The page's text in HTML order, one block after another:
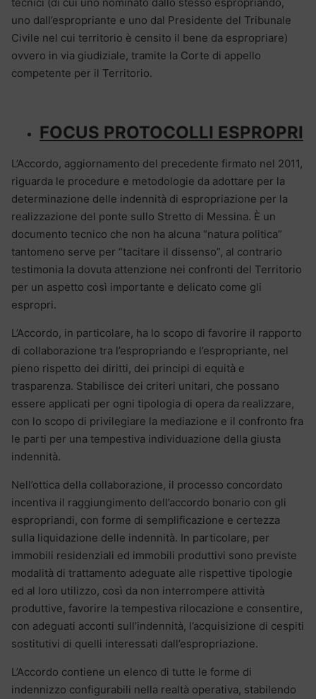
uno dall’espropriante e uno dal Presidente del Tribunale
Civile nel cui territorio è censito il bene da espropriare)
ovvero in via giudiziale, tramite la Corte di appello
competente per il Territorio.
FOCUS PROTOCOLLI ESPROPRI
L’Accordo, aggiornamento del precedente firmato nel 2011,
riguarda le procedure e metodologie da adottare per la
determinazione delle indennità di espropriazione per la
realizzazione del ponte sullo Stretto di Messina. È un
documento tecnico che non ha alcuna “natura politica”
tantomeno serve per “tacitare il dissenso”, al contrario
testimonia la dovuta attenzione nei confronti del Territorio
per un aspetto così importante e delicato come gli
espropri.
L’Accordo, in particolare, ha lo scopo di favorire il rapporto
di collaborazione tra l’espropriando e l’espropriante, nel
pieno rispetto dei diritti, dei principi di equità e
trasparenza. Stabilisce dei criteri unitari, che possano
essere applicati per ogni tipologia di opera da realizzare,
con lo scopo di privilegiare la mediazione e il confronto fra
le parti per una tempestiva individuazione della giusta
indennità.
Nell’ottica della collaborazione, il processo concordato
incentiva il raggiungimento dell’accordo bonario con gli
espropriandi, con forme di semplificazione e certezza
sulla liquidazione delle indennità. In particolare, per
immobili residenziali ed immobili produttivi sono previste
modalità di trattamento adeguate alle rispettive tipologie
ed al loro utilizzo, così da non interrompere attività
produttive, favorire la tempestiva rilocazione e consentire,
con adeguati acconti sull’indennità, l’acquisizione di cespiti
sostitutivi di quelli interessati dall’espropriazione.
L’Accordo contiene un elenco di tutte le forme di
indennizzo configurabili nella realtà operativa, stabilendo